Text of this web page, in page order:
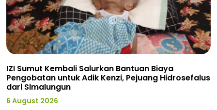
IZI Sumut Kembali Salurkan Bantuan Biaya
Pengobatan untuk Adik Kenzi, Pejuang Hidrosefalus
dari Simalungun
6 August 2026